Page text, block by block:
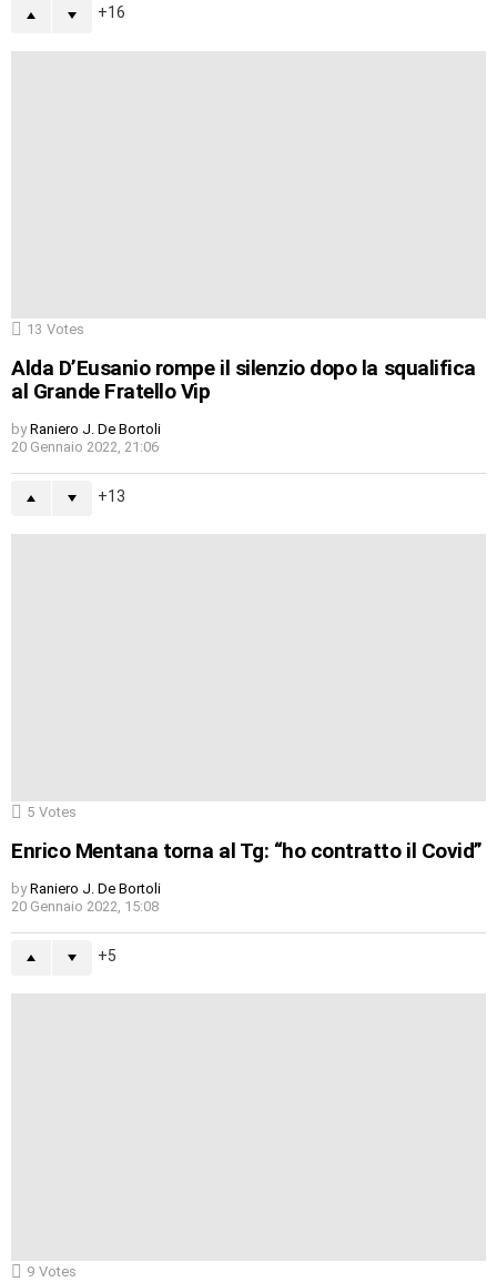
16
13 Votes
Alda D’Eusanio rompe il silenzio dopo la squalifica
al Grande Fratello Vip
by Raniero J. De Bortoli
20 Gennaio 2022, 21:06
13
5 Votes
Enrico Mentana torna al Tg: “ho contratto il Covid”
by Raniero J. De Bortoli
20 Gennaio 2022, 15:08
5
9 Votes